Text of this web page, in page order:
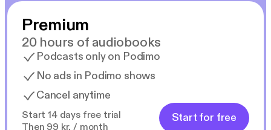
danske forsvarsdebat. Han havde stjernestatus i
offentligheden og var højt anset i Norge og
Storbritannien, men krigserfaring og moderne ideer
var ikke i høj kurs i det danske militære system. Efter
nogle frustrerende år i Flyvevåbnet kom Birksted til
NATO, hvor han sluttede karrieren som civilt ansat
ekspert i 1980. Som pensionist boede han i London
og besøgte nødig Danmark.
Premium
20 hours of audiobooks
Podcasts only on Podimo
No ads in Podimo shows
Cancel anytime
Start 14 days free trial
Then 99 kr. / month
Start for free